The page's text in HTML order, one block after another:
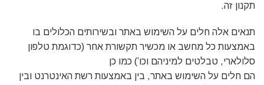
תקנון זה.
תנאים אלה חלים על השימוש באתר ובשירותים הכלולים בו
באמצעות כל מחשב או מכשיר תקשורת אחר (כדוגמת טלפון
סלולארי, טבלטים למיניהם וכו’) כמו כן
הם חלים על השימוש באתר, בין באמצעות רשת האינטרנט ובין